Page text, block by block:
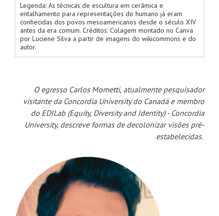
Legenda: As técnicas de escultura em cerâmica e
entalhamento para representações do humano já eram
conhecidas dos povos mesoamericanos desde o século XIV
antes da era comum. Créditos: Colagem montado no Canva
por Luciene Silva a partir de imagens do wikicommons e do
autor.
O egresso Carlos Mometti, atualmente pesquisador
visitante da Concordia University do Canadá e membro
do EDILab (Equity, Diversity and Identity) - Concordia
University, descreve formas de decolonizar visões pré-
estabelecidas.